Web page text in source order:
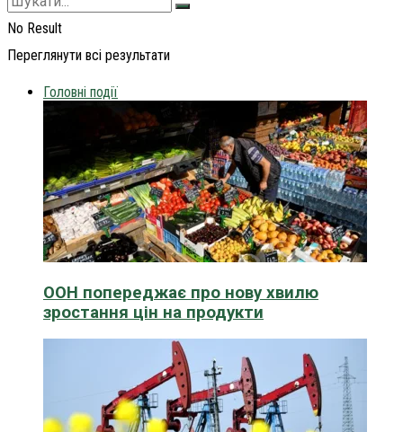
No Result
Переглянути всі результати
Головні події
ООН попереджає про нову хвилю
зростання цін на продукти